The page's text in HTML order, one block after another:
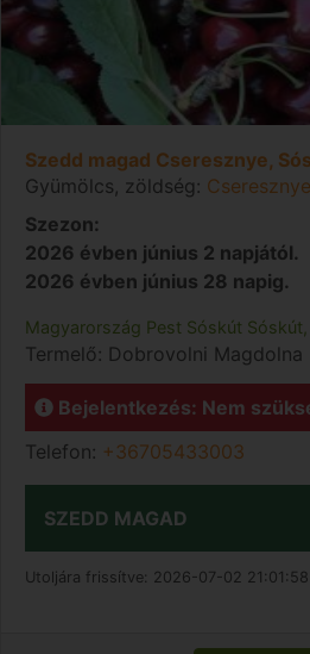
Szedd magad Cseresznye,
Gyümölcs, zöldség: Cseresznye
Szezon:
2026 évben június 2 napjától.
2026 évben június 28 napig.
Magyarország Pest Sóskút Sóskút,
Termelő: Dobrovolni Magdolna
Bejelentkezés: Nem
Telefon: +36705433003
SZEDD MAGAD
Utoljára frissítve: 2026-07-02 21:01:58